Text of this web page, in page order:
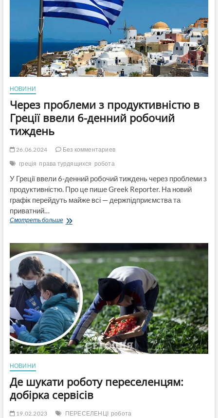
анонсувала
програму
перенавчання
працевлаштування
НОВИНИ
Через проблеми з продуктивністю в
Греції ввели 6-денний робочий
тиждень
26.06.2024
Без комментариев
греція права турдящихся робота
У Греції ввели 6-денний робочий тиждень через проблеми з
продуктивністю. Про це пише Greek Reporter. На новий
графік перейдуть майже всі — держпідприємства та
приватний…
Смотреть большеЧерез
продуктивністю
в
Греції
ввели
6-
денний
робочий
тиждень
НОВИНИ
Де шукати роботу переселенцям:
добірка сервісів
19.02.2023 ПЕРЕСЕЛЕНЦІ робота